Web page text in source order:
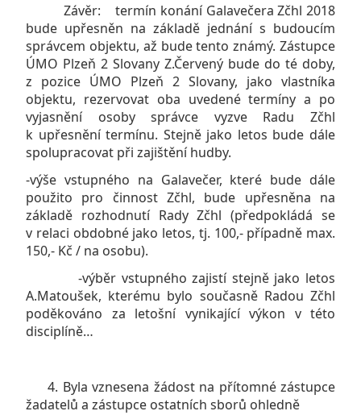
Závěr: termín konání Galavečera Zčhl 2018
bude upřesněn na základě jednání s budoucím
správcem objektu, až bude tento známý. Zástupce
ÚMO Plzeň 2 Slovany Z.Červený bude do té doby,
z pozice ÚMO Plzeň 2 Slovany, jako vlastníka
objektu, rezervovat oba uvedené termíny a po
vyjasnění osoby správce vyzve Radu Zčhl
k upřesnění termínu. Stejně jako letos bude dále
spolupracovat při zajištění hudby.
-výše vstupného na Galavečer, které bude dále
použito pro činnost Zčhl, bude upřesněna na
základě rozhodnutí Rady Zčhl (předpokládá se
v relaci obdobné jako letos, tj. 100,- případně max.
150,- Kč / na osobu).
-výběr vstupného zajistí stejně jako letos
A.Matoušek, kterému bylo současně Radou Zčhl
poděkováno za letošní vynikající výkon v této
disciplíně…
4. Byla vznesena žádost na přítomné zástupce
žadatelů a zástupce ostatních sborů ohledně